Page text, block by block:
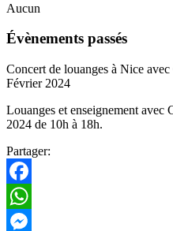
Aucun
Évènements passés
Concert de louanges à Nice
Février 2024
Louanges et enseignement avec
2024 de 10h à 18h.
Partager:
Facebook
WhatsApp